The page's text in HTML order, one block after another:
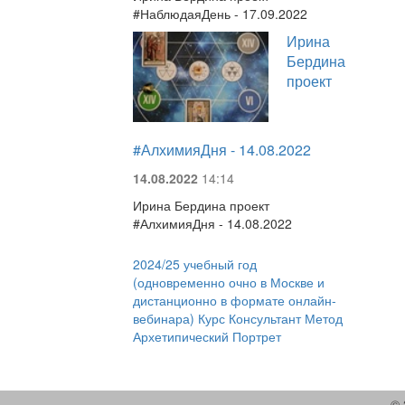
#НаблюдаяДень - 17.09.2022
Ирина
Бердина
проект
#АлхимияДня - 14.08.2022
14.08.2022 14:14
Ирина Бердина проект
#АлхимияДня - 14.08.2022
2024/25 учебный год
(одновременно очно в Москве и
дистанционно в формате онлайн-
вебинара) Курс Консультант Метод
Архетипический Портрет